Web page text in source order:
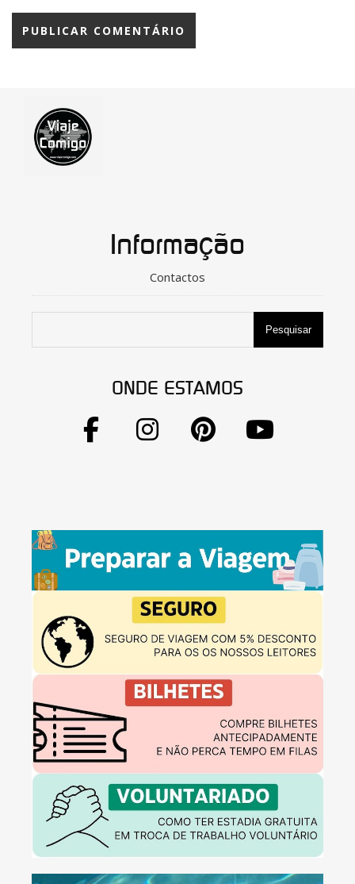
Informação
Contactos
Pesquisar
ONDE ESTAMOS